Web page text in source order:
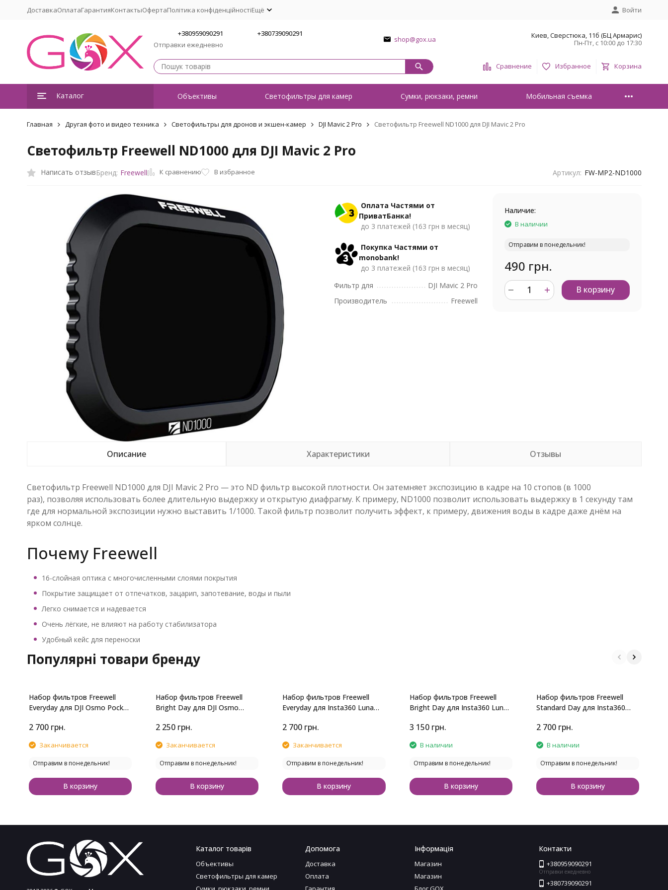
ДоставкаОплатаГарантияКонтактыОфертаПолітика конфіденційностіЕщё Войти
+380959090291
Отправки ежедневно
+380739090291
shop@gox.ua
Киев, Сверстюка, 11б (БЦ Армарис)
Пн-Пт, с 10:00 до 17:30
Сравнение Избранное Корзина
Каталог Объективы Светофильтры для камер Сумки, рюкзаки, ремни Мобильная съемка
Главная Другая фото и видео техника Светофильтры для дронов и экшен-камер DJI Mavic 2 Pro Светофильтр Freewell ND1000 для DJI Mavic 2 Pro
Светофильтр Freewell ND1000 для DJI Mavic 2 Pro
Написать отзывБренд: Freewell К сравнению В избранное Артикул: FW-MP2-ND1000
Оплата Частями от
ПриватБанка!
до 3 платежей (163 грн в месяц)
Покупка Частями от
monobank!
до 3 платежей (163 грн в месяц)
Фильтр для
DJI Mavic 2 Pro
Производитель
Freewell
Наличие:
В наличии
Отправим в понедельник!
490 грн.
В корзину
Описание Характеристики Отзывы
Светофильтр Freewell ND1000 для DJI Mavic 2 Pro — это ND фильтр высокой плотности. Он затемняет экспозицию в кадре на 10 стопов (в 1000
раз), позволяя использовать более длительную выдержку и открытую диафрагму. К примеру, ND1000 позволит использовать выдержку в 1 секунду там
где для нормальной экспозиции нужно выставить 1/1000. Такой фильтр позволит получить эффект, к примеру, движения воды в кадре даже днём на
ярком солнце.
Почему Freewell
16-слойная оптика с многочисленными слоями покрытия
Покрытие защищает от отпечатков, зацарип, запотевание, воды и пыли
Легко снимается и надевается
Очень лёгкие, не влияют на работу стабилизатора
Удобный кейс для переноски
Популярні товари бренду
Набор фильтров Freewell
Everyday для DJI Osmo Pocket
2 700 грн.
Заканчивается
Отправим в понедельник!
В корзину
Набор фильтров Freewell
Bright Day для DJI Osmo
2 250 грн.
Заканчивается
Отправим в понедельник!
В корзину
Набор фильтров Freewell
Everyday для Insta360 Luna
2 700 грн.
Заканчивается
Отправим в понедельник!
В корзину
Набор фильтров Freewell
Bright Day для Insta360 Luna
3 150 грн.
В наличии
Отправим в понедельник!
В корзину
Набор фильтров Freewell
Standard Day для Insta360
2 700 грн.
В наличии
Отправим в понедельник!
В корзину
Каталог товарів
Объективы
Светофильтры для камер
Допомога
Доставка
Оплата
Інформація
Магазин
Магазин
Контакти
+380959090291
Отправки ежедневно
+380739090291